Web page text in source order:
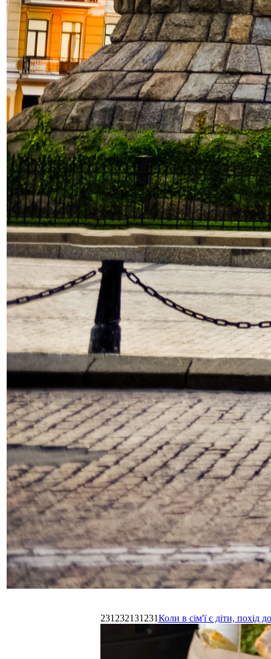
231232131231Коли в сім'ї є діти,